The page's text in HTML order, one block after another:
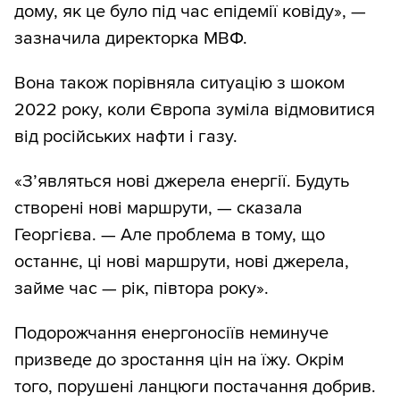
дому, як це було під час епідемії ковіду», —
зазначила директорка МВФ.
Вона також порівняла ситуацію з шоком
2022 року, коли Європа зуміла відмовитися
від російських нафти і газу.
«Зʼявляться нові джерела енергії. Будуть
створені нові маршрути, — сказала
Георгієва. — Але проблема в тому, що
останнє, ці нові маршрути, нові джерела,
займе час — рік, півтора року».
Подорожчання енергоносіїв неминуче
призведе до зростання цін на їжу. Окрім
того, порушені ланцюги постачання добрив.